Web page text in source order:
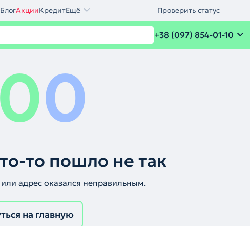
БлогАкцииКредитЕщё Проверить статус
+38 (097) 854-01-10
00
то пошло не так
адрес оказался неправильным.
на главную